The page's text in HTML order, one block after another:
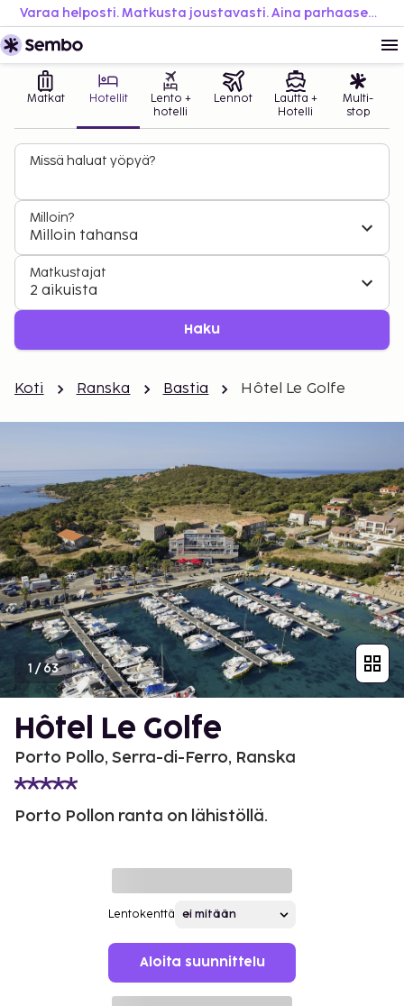
Varaa helposti. Matkusta joustavasti. Aina parhaaseen hintaan.
Matkat Hotellit
Lento +
hotelli
Lennot
Lautta +
Hotelli
Multi-
stop
Missä haluat yöpyä?
Milloin?
Milloin tahansa
Matkustajat
2 aikuista
Haku
Koti Ranska Bastia Hôtel Le Golfe
1 /63
Hôtel Le Golfe
Porto Pollo, Serra-di-Ferro, Ranska
Porto Pollon ranta on lähistöllä.
Lentokenttä
Aloita suunnittelu